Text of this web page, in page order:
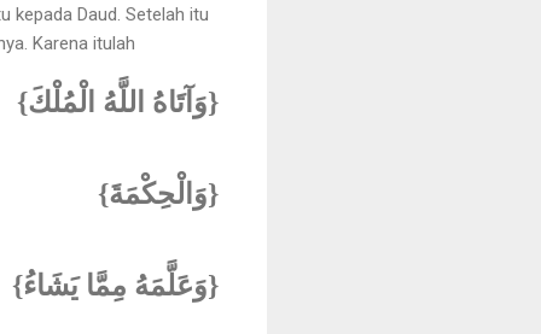
kepada Daud. Setelah itu
Karena itulah
{وَآتَاهُ اللَّهُ الْمُلْكَ}
{وَالْحِكْمَةَ}
{وَعَلَّمَهُ مِمَّا يَشَاءُ}